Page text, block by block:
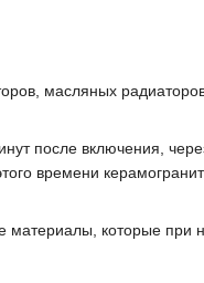
масляных
после включения,
времени
материалы, которые